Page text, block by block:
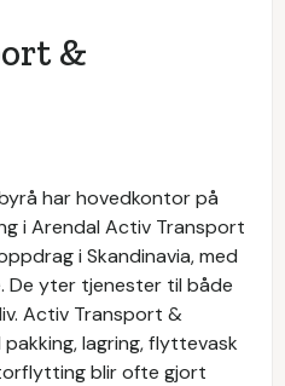
&
har hovedkontor på
i Arendal Activ Transport
i Skandinavia, med
De yter tjenester til både
Activ Transport &
lagring, flyttevask
blir ofte gjort